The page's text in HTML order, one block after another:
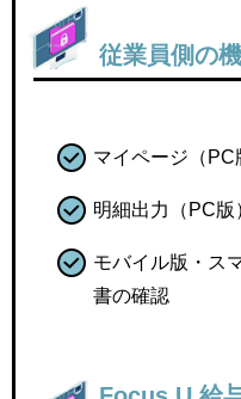
従業員側の
マイページ（PC
明細出力（PC版
モバイル版・ス
書の確認